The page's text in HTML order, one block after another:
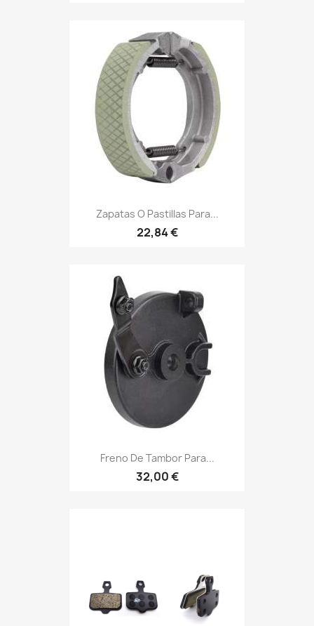
Zapatas O Pastillas Para...
22,84 €
Freno De Tambor Para...
32,00 €